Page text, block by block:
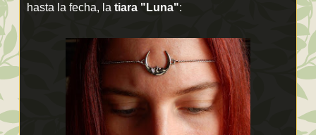
hasta la fecha, la tiara "Luna":